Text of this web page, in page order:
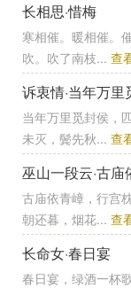
长相思·惜梅
寒相催。暖相催。
吹。吹了南枝... 查
诉衷情·当年万里
当年万里觅封侯，
未灭，鬓先秋... 查
巫山一段云·古庙
古庙依青嶂，行宫
朝还暮，烟花... 查
长命女·春日宴
春日宴，绿酒一杯